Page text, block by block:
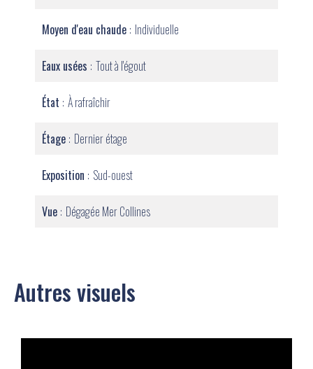
Moyen d'eau chaude Individuelle
Eaux usées Tout à l'égout
État À rafraîchir
Étage Dernier étage
Exposition Sud-ouest
Vue Dégagée Mer Collines
Autres visuels